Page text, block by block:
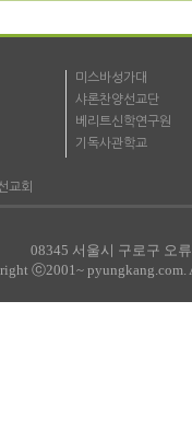
교회
미스바성가대
샤론찬양선교단
베리트신학연구원
기독사관학교
08345 서울시 구로구 오
ⓒ2001~ pyungkang.com.